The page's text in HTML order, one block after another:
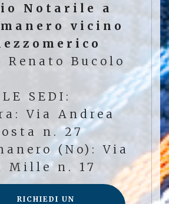
Notarile a
vicino
Renato Bucolo
LE SEDI:
Via Andrea
n. 27
(No): Via
Mille n. 17
RICHIEDI UN